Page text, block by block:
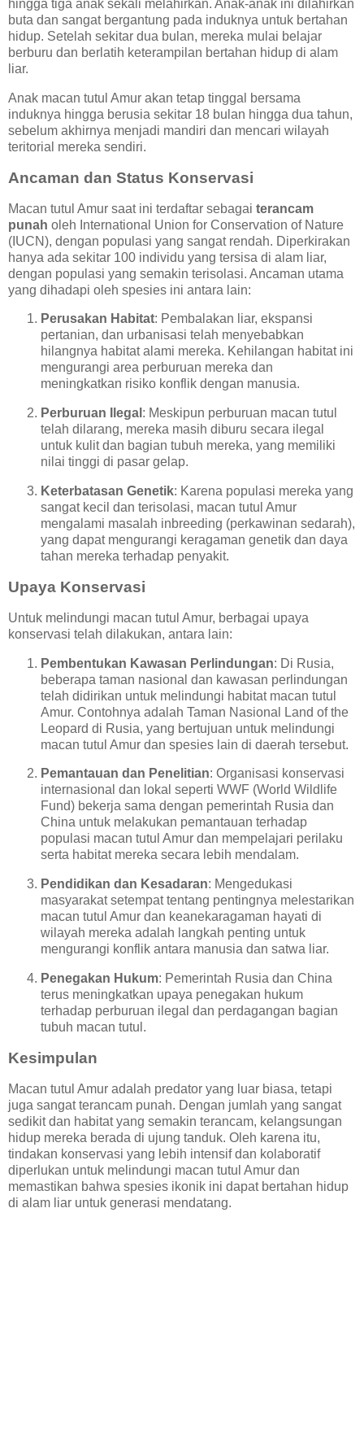
hingga tiga anak sekali melahirkan. Anak-anak ini dilahirkan
buta dan sangat bergantung pada induknya untuk bertahan
hidup. Setelah sekitar dua bulan, mereka mulai belajar
berburu dan berlatih keterampilan bertahan hidup di alam
liar.
Anak macan tutul Amur akan tetap tinggal bersama
induknya hingga berusia sekitar 18 bulan hingga dua tahun,
sebelum akhirnya menjadi mandiri dan mencari wilayah
teritorial mereka sendiri.
Ancaman dan Status Konservasi
Macan tutul Amur saat ini terdaftar sebagai terancam
punah oleh International Union for Conservation of Nature
(IUCN), dengan populasi yang sangat rendah. Diperkirakan
hanya ada sekitar 100 individu yang tersisa di alam liar,
dengan populasi yang semakin terisolasi. Ancaman utama
yang dihadapi oleh spesies ini antara lain:
Perusakan Habitat: Pembalakan liar, ekspansi
pertanian, dan urbanisasi telah menyebabkan
hilangnya habitat alami mereka. Kehilangan habitat ini
mengurangi area perburuan mereka dan
meningkatkan risiko konflik dengan manusia.
Perburuan Ilegal : Meskipun perburuan macan tutul
telah dilarang, mereka masih diburu secara ilegal
untuk kulit dan bagian tubuh mereka, yang memiliki
nilai tinggi di pasar gelap.
Keterbatasan Genetik: Karena populasi mereka yang
sangat kecil dan terisolasi, macan tutul Amur
mengalami masalah inbreeding (perkawinan sedarah),
yang dapat mengurangi keragaman genetik dan daya
tahan mereka terhadap penyakit.
Upaya Konservasi
Untuk melindungi macan tutul Amur, berbagai upaya
konservasi telah dilakukan, antara lain:
Pembentukan Kawasan Perlindungan: Di Rusia,
beberapa taman nasional dan kawasan perlindungan
telah didirikan untuk melindungi habitat macan tutul
Amur. Contohnya adalah Taman Nasional Land of the
Leopard di Rusia, yang bertujuan untuk melindungi
macan tutul Amur dan spesies lain di daerah tersebut.
Pemantauan dan Penelitian: Organisasi konservasi
internasional dan lokal seperti WWF (World Wildlife
Fund) bekerja sama dengan pemerintah Rusia dan
China untuk melakukan pemantauan terhadap
populasi macan tutul Amur dan mempelajari perilaku
serta habitat mereka secara lebih mendalam.
Pendidikan dan Kesadaran: Mengedukasi
masyarakat setempat tentang pentingnya melestarikan
macan tutul Amur dan keanekaragaman hayati di
wilayah mereka adalah langkah penting untuk
mengurangi konflik antara manusia dan satwa liar.
Penegakan Hukum: Pemerintah Rusia dan China
terus meningkatkan upaya penegakan hukum
terhadap perburuan ilegal dan perdagangan bagian
tubuh macan tutul.
Kesimpulan
Macan tutul Amur adalah predator yang luar biasa, tetapi
juga sangat terancam punah. Dengan jumlah yang sangat
sedikit dan habitat yang semakin terancam, kelangsungan
hidup mereka berada di ujung tanduk. Oleh karena itu,
tindakan konservasi yang lebih intensif dan kolaboratif
diperlukan untuk melindungi macan tutul Amur dan
memastikan bahwa spesies ikonik ini dapat bertahan hidup
di alam liar untuk generasi mendatang.